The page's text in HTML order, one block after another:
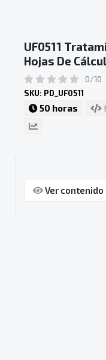
UF0511
Hojas De
0/10
SKU: PD_UF0511
50 horas
Ver contenido